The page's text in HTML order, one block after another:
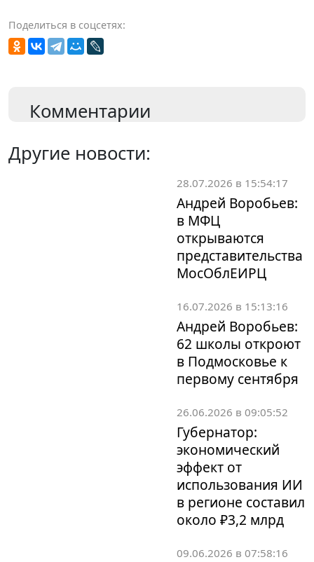
Поделиться в соцсетях:
Комментарии
Другие новости:
28.07.2026 в 15:54:17
Андрей Воробьев:
в МФЦ
открываются
представительства
МосОблЕИРЦ
16.07.2026 в 15:13:16
Андрей Воробьев:
62 школы откроют
в Подмосковье к
первому сентября
26.06.2026 в 09:05:52
Губернатор:
экономический
эффект от
использования ИИ
в регионе составил
около ₽3,2 млрд
09.06.2026 в 07:58:16